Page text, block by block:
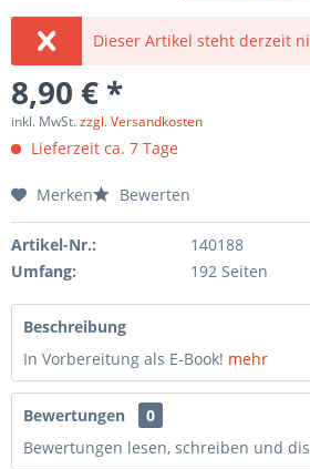
Dieser Artikel steht derzeit
8,90 € *
inkl. MwSt.zzgl. Versandkosten
Lieferzeit ca. 7 Tage
Merken Bewerten
Artikel-Nr.:
140188
Umfang:
192 Seiten
Beschreibung
In Vorbereitung als E-Book! mehr
Bewertungen
0
Bewertungen lesen, schreiben und